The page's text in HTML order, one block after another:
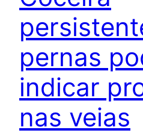
pernas
indicar
nas veias